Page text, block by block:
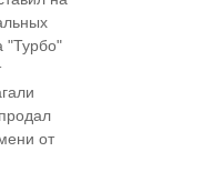
"Турбо"
от